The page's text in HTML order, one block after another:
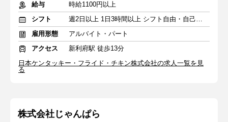
給与
時給1100円以上
シフト
週2日以上 1日3時間以上 シフト自由・自己申告
雇用形態
アルバイト・パート
アクセス
新利府駅 徒歩13分
日本ケンタッキー・フライド・チキン株式会社の求人一覧を見
る
株式会社じゃんぱら